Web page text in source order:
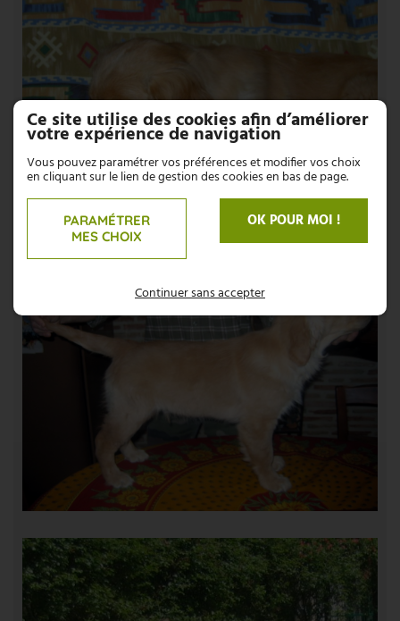
Ce site utilise des cookies afin d’améliorer
votre expérience de navigation
Vous pouvez paramétrer vos préférences et modifier vos choix
en cliquant sur le lien de gestion des cookies en bas de page.
PARAMÉTRER
MES CHOIX
OK POUR MOI !
Continuer sans accepter